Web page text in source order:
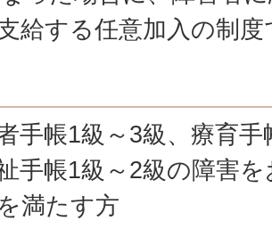
給する任意加入の制度
手帳1級～3級、療育
手帳1級～2級の障害
満たす方